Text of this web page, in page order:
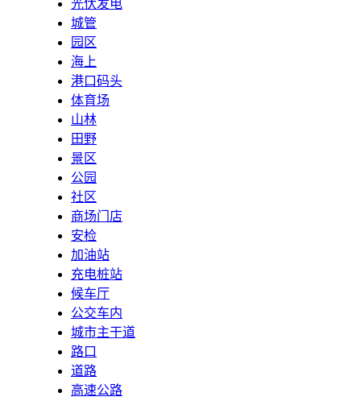
光伏发电
城管
园区
海上
港口码头
体育场
山林
田野
景区
公园
社区
商场门店
安检
加油站
充电桩站
候车厅
公交车内
城市主干道
路口
道路
高速公路